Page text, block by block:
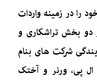
از سال ۱۳۹۵ فعالیت خود را در زمینه واردات
دو بخش تراشکاری و
شرکت های بنام
پی، ورنر و آختک